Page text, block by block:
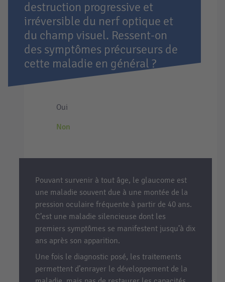
destruction progressive et
irréversible du nerf optique et
du champ visuel. Ressent-on
des symptômes précurseurs de
cette maladie en général ?
Oui
Non
Pouvant survenir à tout âge, le glaucome est
une maladie souvent due à une montée de la
pression oculaire fréquente à partir de 40 ans.
C’est une maladie silencieuse dont les
premiers symptômes se manifestent jusqu’à dix
ans après son apparition.
Une fois le diagnostic posé, les traitements
permettent d’enrayer le développement de la